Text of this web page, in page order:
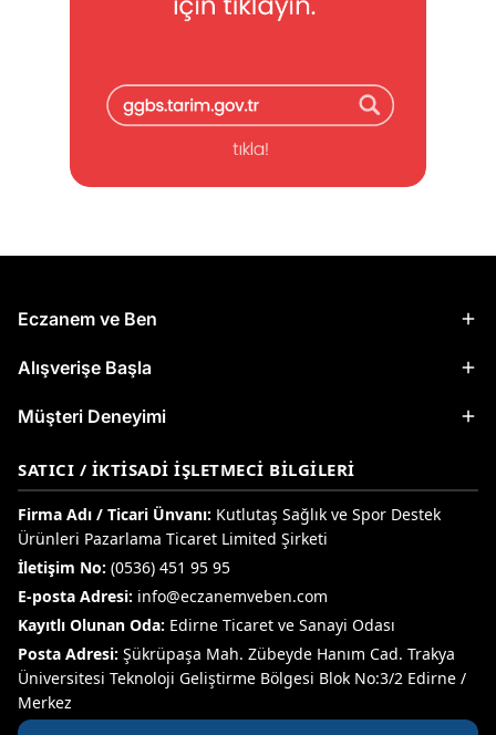
Eczanem ve Ben
Alışverişe Başla
Müşteri Deneyimi
SATICI / İKTISADI İŞLETMECI BILGILERI
Firma Adı / Ticari Ünvanı: Kutlutaş Sağlık ve Spor Destek
Ürünleri Pazarlama Ticaret Limited Şirketi
İletişim No: (0536) 451 95 95
E-posta Adresi: info@eczanemveben.com
Kayıtlı Olunan Oda: Edirne Ticaret ve Sanayi Odası
Posta Adresi: Şükrüpaşa Mah. Zübeyde Hanım Cad. Trakya
Üniversitesi Teknoloji Geliştirme Bölgesi Blok No:3/2 Edirne /
Merkez